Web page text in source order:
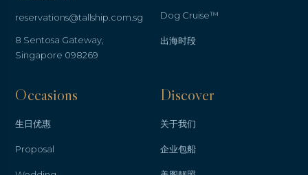
reservations@tallship.com.sg
8 Sentosa Gateway,
Singapore 098269
Dog Cruise™
出海时段
Occasions
生日优惠
Proposal
Discover
关于我们
企业包船